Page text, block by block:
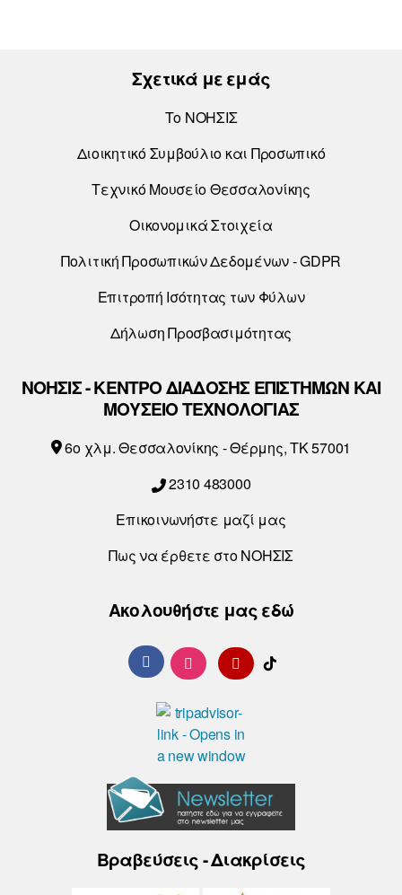
Σχετικά με εμάς
Το ΝΟΗΣΙΣ
Διοικητικό Συμβούλιο και Προσωπικό
Τεχνικό Μουσείο Θεσσαλονίκης
Οικονομικά Στοιχεία
Πολιτική Προσωπικών Δεδομένων - GDPR
Επιτροπή Ισότητας των Φύλων
Δήλωση Προσβασιμότητας
ΝΟΗΣΙΣ - ΚΕΝΤΡΟ ΔΙΑΔΟΣΗΣ ΕΠΙΣΤΗΜΩΝ ΚΑΙ
ΜΟΥΣΕΙΟ ΤΕΧΝΟΛΟΓΙΑΣ
6o χλμ. Θεσσαλονίκης - Θέρμης, ΤΚ 57001
2310 483000
Επικοινωνήστε μαζί μας
Πως να έρθετε στο ΝΟΗΣΙΣ
Ακολουθήστε μας εδώ
Βραβεύσεις - Διακρίσεις